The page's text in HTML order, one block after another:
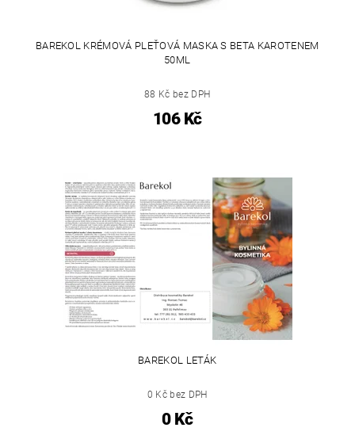
BAREKOL KRÉMOVÁ PLEŤOVÁ MASKA S BETA KAROTENEM
50ML
88 Kč bez DPH
106 Kč
BAREKOL LETÁK
0 Kč bez DPH
0 Kč